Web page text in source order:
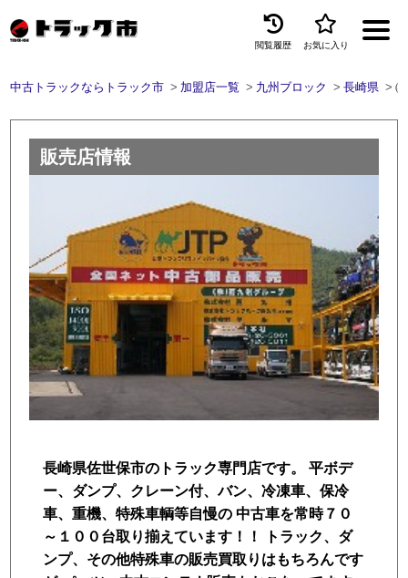
トラック買取
加盟店一覧
お問い合わせ
お気に入り
閲覧履歴
保存した検索条件
ログイン
閲覧履歴 お気に入り
中古トラックならトラック市 加盟店一覧 九州ブロック 長崎県
販売店情報
長崎県佐世保市のトラック専門店です。 平ボデ
ー、ダンプ、クレーン付、バン、冷凍車、保冷
車、重機、特殊車輌等自慢の 中古車を常時７０
～１００台取り揃えています！！ トラック、ダ
ンプ、その他特殊車の販売買取りはもちろんです